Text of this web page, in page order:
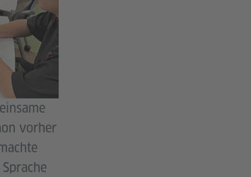
vorher